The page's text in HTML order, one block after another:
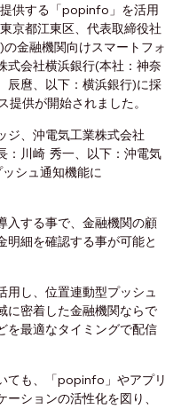
供する「popinfo」を活用
京都江東区、代表取締役社
金融機関向けスマートフォ
式会社横浜銀行(本社：神奈
麿、以下：横浜銀行)に採
提供が開始されました。
ジ、沖電気工業株式会社
：川崎 秀一、以下：沖電気
シュ通知機能に
入する事で、金融機関の顧
明細を確認する事が可能と
用し、位置連動型プッシュ
に密着した金融機関ならで
を最適なタイミングで配信
ても、「popinfo」やアプリ
ションの活性化を図り、